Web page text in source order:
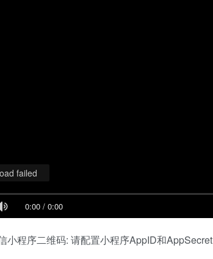
0:00 / 0:00
failed
小程序二维码: 请配置小程序AppID和AppSecret